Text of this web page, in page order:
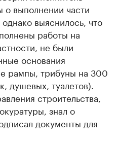
о выполнении части
выяснилось, что
работы на
не были
основания
рампы, трибуны на 300
душевых, туалетов).
строительства,
знал о
документы для